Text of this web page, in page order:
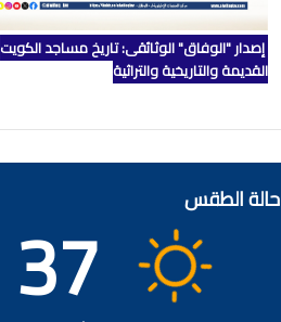
إصدار "الوفاق" الوثائقي: تاريخ مساجد الكويت
القديمة والتاريخية والتراثية
حالة الطقس 37